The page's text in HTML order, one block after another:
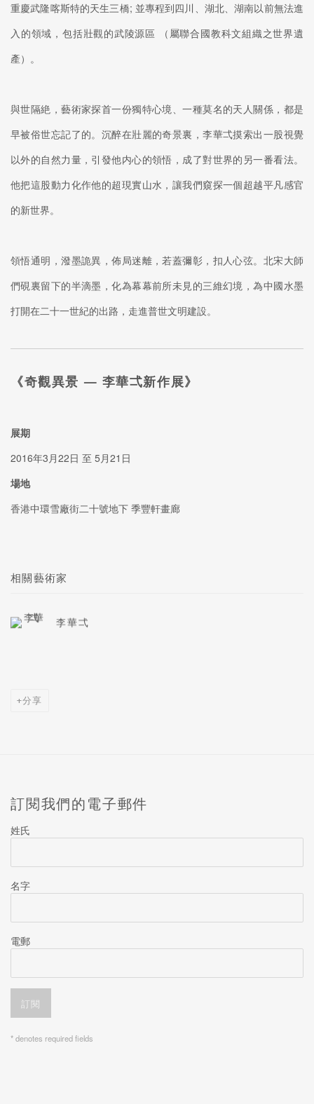
重慶武隆喀斯特的天生三橋; 並專程到四川、湖北、湖南以前無法進
入的領域，包括壯觀的武陵源區 （屬聯合國教科文組織之世界遺
產）。
與世隔絶，藝術家探首一份獨特心境、一種莫名的天人關係，都是
早被俗世忘記了的。沉醉在壯麗的奇景裏，李華弌摸索出一股視覺
以外的自然力量，引發他内心的領悟，成了對世界的另一番看法。
他把這股動力化作他的超現實山水，讓我們窺探一個超越平凡感官
的新世界。
領悟通明，潑墨詭異，佈局迷離，若蓋彌彰，扣人心弦。北宋大師
們硯裏留下的半滴墨，化為幕幕前所未見的三維幻境，為中國水墨
打開在二十一世紀的出路，走進普世文明建設。
《奇觀異景 — 李華弌新作展》
展期
2016年3月22日 至 5月21日
場地
香港中環雪廠街二十號地下 季豐軒畫廊
相關藝術家
李華弌
分享
訂閱我們的電子郵件
姓氏
名字
電郵
訂閱
* denotes required fields